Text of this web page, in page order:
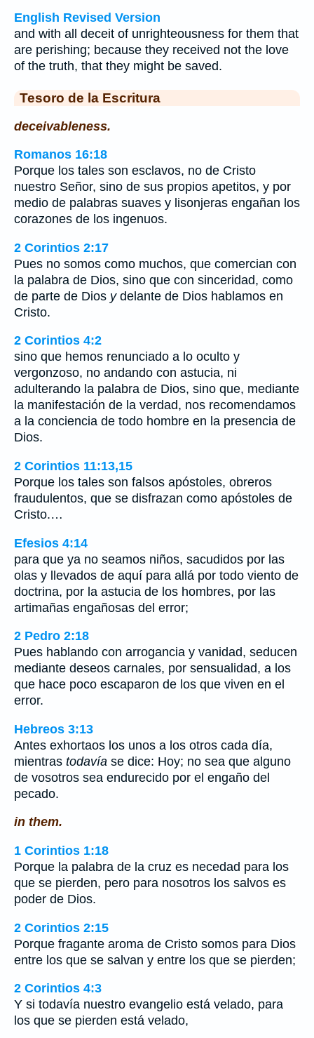
English Revised Version
and with all deceit of unrighteousness for them that
are perishing; because they received not the love
of the truth, that they might be saved.
Tesoro de la Escritura
deceivableness.
Romanos 16:18
Porque los tales son esclavos, no de Cristo
nuestro Señor, sino de sus propios apetitos, y por
medio de palabras suaves y lisonjeras engañan los
corazones de los ingenuos.
2 Corintios 2:17
Pues no somos como muchos, que comercian con
la palabra de Dios, sino que con sinceridad, como
de parte de Dios ydelante de Dios hablamos en
Cristo.
2 Corintios 4:2
sino que hemos renunciado a lo oculto y
vergonzoso, no andando con astucia, ni
adulterando la palabra de Dios, sino que, mediante
la manifestación de la verdad, nos recomendamos
a la conciencia de todo hombre en la presencia de
Dios.
2 Corintios 11:13,15
Porque los tales son falsos apóstoles, obreros
fraudulentos, que se disfrazan como apóstoles de
Cristo.…
Efesios 4:14
para que ya no seamos niños, sacudidos por las
olas y llevados de aquí para allá por todo viento de
doctrina, por la astucia de los hombres, por las
artimañas engañosas del error;
2 Pedro 2:18
Pues hablando con arrogancia y vanidad, seducen
mediante deseos carnales, por sensualidad, a los
que hace poco escaparon de los que viven en el
error.
Hebreos 3:13
Antes exhortaos los unos a los otros cada día,
mientras todavía se dice: Hoy; no sea que alguno
de vosotros sea endurecido por el engaño del
pecado.
in them.
1 Corintios 1:18
Porque la palabra de la cruz es necedad para los
que se pierden, pero para nosotros los salvos es
poder de Dios.
2 Corintios 2:15
Porque fragante aroma de Cristo somos para Dios
entre los que se salvan y entre los que se pierden;
2 Corintios 4:3
Y si todavía nuestro evangelio está velado, para
los que se pierden está velado,